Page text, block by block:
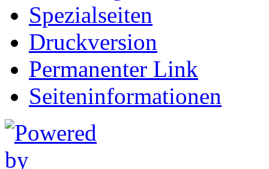
Spezialseiten
Druckversion
Permanenter Link
Seiten­informationen